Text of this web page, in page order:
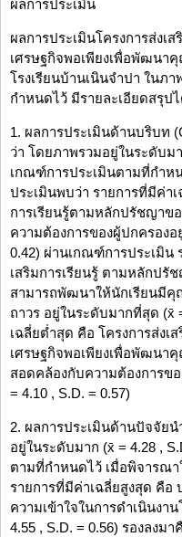
ผลการประเมิน
ผลการประเมินโครงการส่งเ
เศรษฐกิจพอเพียงเพื่อพัฒนา
โรงเรียนบ้านเนินจำปา ในภ
กำหนดไว้ มีรายละเอียดสรุป
1. ผลการประเมินด้านบริบท
ว่า โดยภาพรวมอยู่ในระดับม
เกณฑ์การประเมินตามที่กำห
ประเมินพบว่า รายการที่มีค่า
การเรียนรู้ตามหลักปรัชญาข
ความต้องการของผู้ปกครอง
0.42) ผ่านเกณฑ์การประเมิน
เสริมการเรียนรู้ ตามหลักปรั
สามารถพัฒนาให้นักเรียนมี
ถาวร อยู่ในระดับมากที่สุด (x̄
เฉลี่ยต่ำสุด คือ โครงการส่ง
เศรษฐกิจพอเพียงเพื่อพัฒนา
สอดคล้องกับความต้องการข
= 4.10 , S.D. = 0.57)
2. ผลการประเมินด้านปัจจัย
อยู่ในระดับมาก (x̄ = 4.28 ,
ตามที่กำหนดไว้ เมื่อพิจารณา
รายการที่มีค่าเฉลี่ยสูงสุด คือ
ความเข้าใจในการดำเนินงา
4.55 , S.D. = 0.56) รองลงม